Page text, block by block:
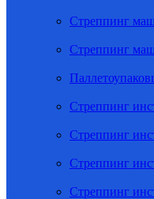
Стреппинг
Стреппинг
Стреппинг
Стреппинг
Стреппинг
Стреппинг